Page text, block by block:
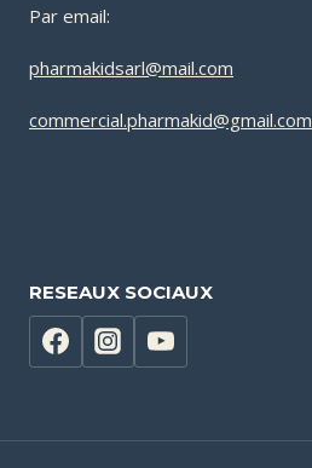
Par email:
pharmakidsarl@mail.com
commercial.pharmakid@gmail.com
RESEAUX SOCIAUX